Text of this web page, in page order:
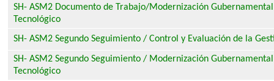
SH- ASM2 Documento de Trabajo/Modernización
Tecnológico
SH- ASM2 Segundo Seguimiento / Control y Evaluación de la
SH- ASM2 Segundo Seguimiento / Modernización
Tecnológico